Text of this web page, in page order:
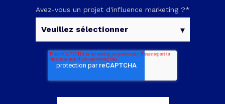
Avez-vous un projet d'influence marketing ?*